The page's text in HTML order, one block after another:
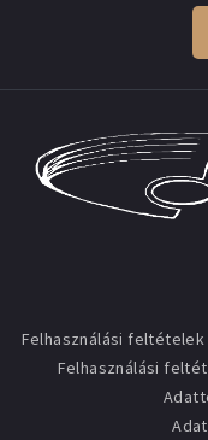
Felhasználási
Felhasználási